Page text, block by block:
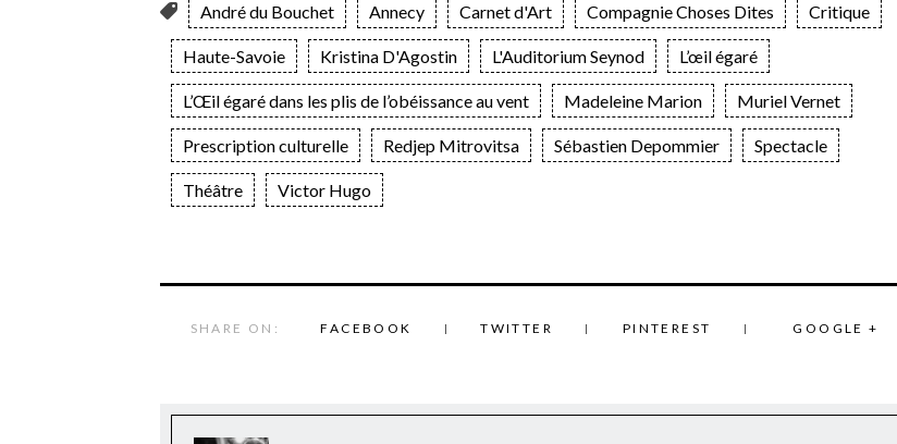
André du Bouchet Annecy Carnet d'Art Compagnie Choses Dites Critique
Haute-Savoie Kristina D'Agostin L'Auditorium Seynod L’œil égaré
L’Œil égaré dans les plis de l’obéissance au vent Madeleine Marion Muriel Vernet
Prescription culturelle Redjep Mitrovitsa Sébastien Depommier Spectacle
Théâtre Victor Hugo
SHARE ON: FACEBOOK TWITTER PINTEREST GOOGLE +